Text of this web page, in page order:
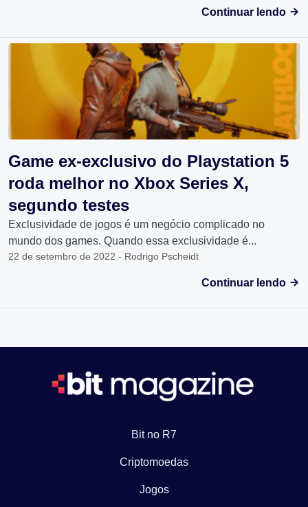
Continuar lendo
Game ex-exclusivo do Playstation 5
roda melhor no Xbox Series X,
segundo testes
Exclusividade de jogos é um negócio complicado no
mundo dos games. Quando essa exclusividade é...
22 de setembro de 2022 - Rodrigo Pscheidt
Continuar lendo
Bit no R7
Criptomoedas
Jogos